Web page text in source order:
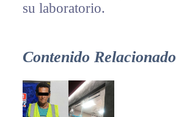
su laboratorio.
Contenido Relacionado